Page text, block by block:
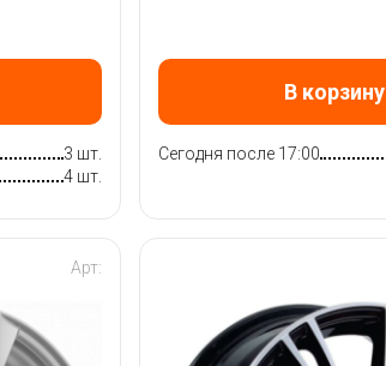
3 шт.
4 шт.
В корзину
Сегодня после 17:00
Арт: